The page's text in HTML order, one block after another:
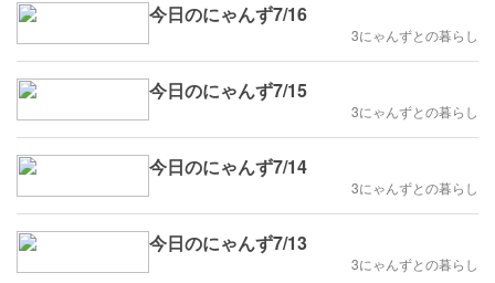
今日のにゃんず7/16
3にゃんずとの暮らし
今日のにゃんず7/15
3にゃんずとの暮らし
今日のにゃんず7/14
3にゃんずとの暮らし
今日のにゃんず7/13
3にゃんずとの暮らし